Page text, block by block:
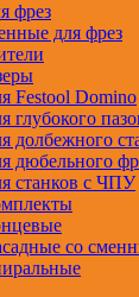
фрез
для фрез
Festool Domino
глубокого
долбежного
дюбельного
станков с ЧПУ
со